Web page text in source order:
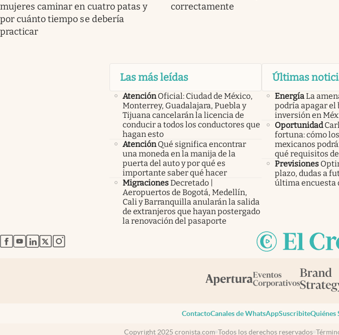
mujeres caminar en cuatro patas y
por cuánto tiempo se debería
practicar
correctamente
Las más leídas
Atención Oficial: Ciudad de México,
Monterrey, Guadalajara, Puebla y
Tijuana cancelarán la licencia de
conducir a todos los conductores que
hagan esto
Atención Qué significa encontrar
una moneda en la manija de la
puerta del auto y por qué es
importante saber qué hacer
MigracionesDecretado |
Aeropuertos de Bogotá, Medellín,
Cali y Barranquilla anularán la salida
de extranjeros que hayan postergado
la renovación del pasaporte
Últimas
EnergíaLa
podría apagar el
inversión en
Oportunidad
fortuna: cómo
mexicanos
qué requisitos
Previsiones
plazo, dudas a
última encuesta
abre en nueva pestaña
abre en nueva pestaña
abre en nueva pestaña
abre en nueva pestaña
abre en nueva pestaña
ContactoCanales de WhatsAppSuscribiteQuiénes
Copyright 2025 cronista.com Todos los derechos reservados